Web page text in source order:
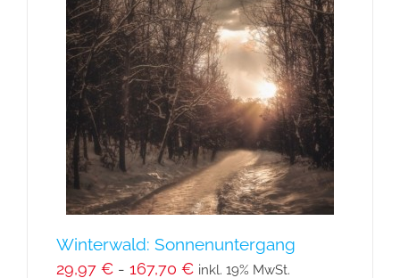
Winterwald: Sonnenuntergang
29,97 € - 167,70 € inkl. 19% MwSt.